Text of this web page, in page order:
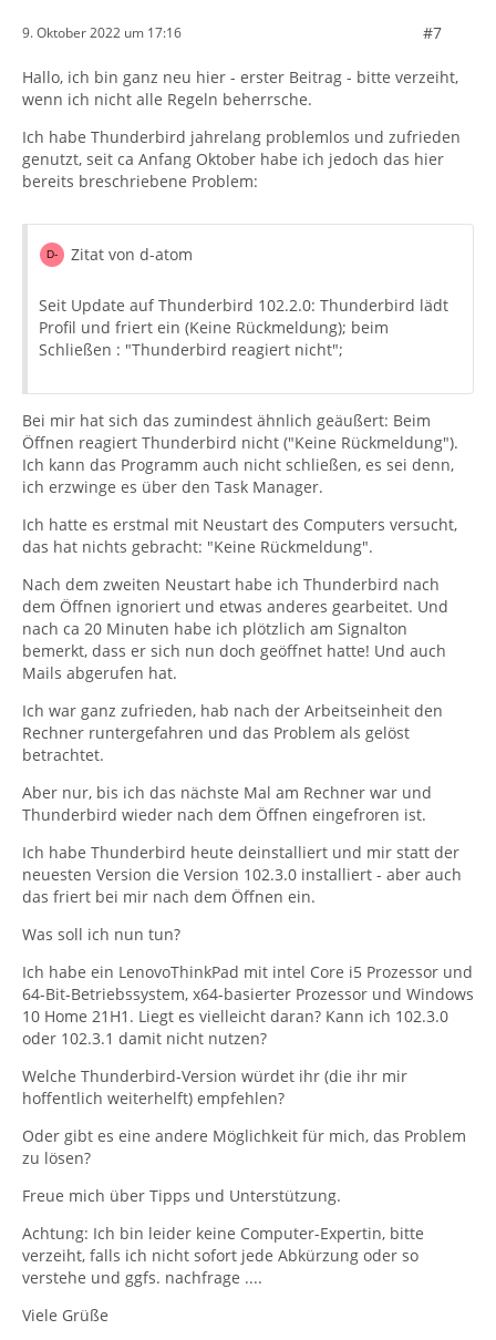
anlegen.
Jetzt mit dem Button 'Importieren' einen Import
anstossen.
Dazu in der Auswahl SQLITE-Datenbank-Datei
auswählen und im Explorerfenster zu dem gesicherten
navigieren und da die
Anmerkung: abook.sqlite (ohne Ziffer) ist Standard dem
Adressbuch 'Persönliches Adressbuch' zugeordnet.
dann die nacheinander zum Import anwählen.
Achtung! nicht solche mit v im Dateinamen.
Erneut mit dem Button 'Importieren' einen Import
anstossen.
Dazu in der Auswahl SQLITE-Datenbank-Datei
auswählen und im Explorerfenster zu dem gesicherten
Profilordner
navigieren und da dieabook-1.sqliteanklicken -> OK.
Als Ziel des Imports'AdrBuch-1'wählen.
Erneut mit dem Button 'Importieren' einen Import
anstossen.
Dazu in der Auswahl SQLITE-Datenbank-Datei
auswählen und im Explorerfenster zu dem gesicherten
Profilordner
Als Ziel des Imports'AdrBuch-2'wählen.
Die Adressbücher können später gemäß enthaltener
Sollten die Adressbücher lesbar sein, dann daraus
einen Export anstossen in dasLDIF Format.
Adressbuch anklicken und auf die 3 Punkte ->
Exportieren
und in dem aufgehenden Explorerfenster bei Dateityp
9. Oktober 2022 um 17:16 #7
Hallo, ich bin ganz neu hier - erster Beitrag - bitte verzeiht,
wenn ich nicht alle Regeln beherrsche.
Ich habe Thunderbird jahrelang problemlos und zufrieden
genutzt, seit ca Anfang Oktober habe ich jedoch das hier
bereits breschriebene Problem:
Zitat von d-atom
Seit Update auf Thunderbird 102.2.0: Thunderbird lädt
Profil und friert ein (Keine Rückmeldung); beim
Schließen : "Thunderbird reagiert nicht";
Bei mir hat sich das zumindest ähnlich geäußert: Beim
Öffnen reagiert Thunderbird nicht ("Keine Rückmeldung").
Ich kann das Programm auch nicht schließen, es sei denn,
ich erzwinge es über den Task Manager.
Ich hatte es erstmal mit Neustart des Computers versucht,
das hat nichts gebracht: "Keine Rückmeldung".
Nach dem zweiten Neustart habe ich Thunderbird nach
dem Öffnen ignoriert und etwas anderes gearbeitet. Und
nach ca 20 Minuten habe ich plötzlich am Signalton
bemerkt, dass er sich nun doch geöffnet hatte! Und auch
Mails abgerufen hat.
Ich war ganz zufrieden, hab nach der Arbeitseinheit den
Rechner runtergefahren und das Problem als gelöst
betrachtet.
Aber nur, bis ich das nächste Mal am Rechner war und
Thunderbird wieder nach dem Öffnen eingefroren ist.
Ich habe Thunderbird heute deinstalliert und mir statt der
neuesten Version die Version 102.3.0 installiert - aber auch
das friert bei mir nach dem Öffnen ein.
Was soll ich nun tun?
Ich habe ein LenovoThinkPad mit intel Core i5 Prozessor und
64-Bit-Betriebssystem, x64-basierter Prozessor und Windows
10 Home 21H1. Liegt es vielleicht daran? Kann ich 102.3.0
oder 102.3.1 damit nicht nutzen?
Welche Thunderbird-Version würdet ihr (die ihr mir
hoffentlich weiterhelft) empfehlen?
Oder gibt es eine andere Möglichkeit für mich, das Problem
zu lösen?
Freue mich über Tipps und Unterstützung.
Achtung: Ich bin leider keine Computer-Expertin, bitte
verzeiht, falls ich nicht sofort jede Abkürzung oder so
verstehe und ggfs. nachfrage ....
Viele Grüße